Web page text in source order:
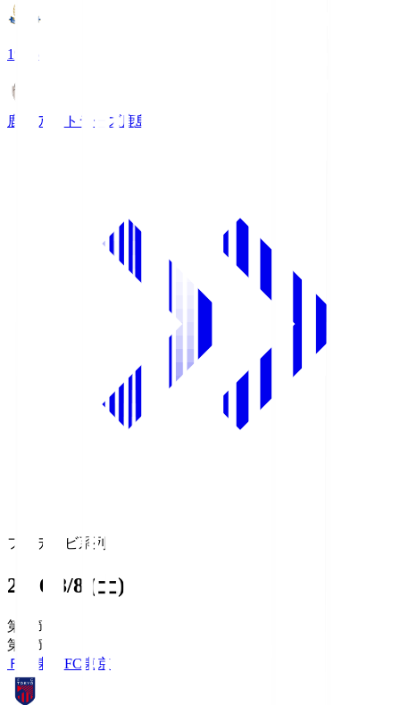
19:25
鹿島アントラーズ鹿島
フジテレビ系列
2026/8/8 (土)
第1節
第1節
ＦＣ東京 FC東京